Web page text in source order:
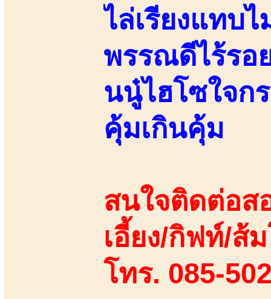
ไล่เรียงแทบ
พรรณดีไร้รอ
นนู๋ไฮโซใจกร
คุ้มเกินคุ้ม
สนใจติดต่อส
เอี้ยง/กิฟท์/ส้
โทร. 085-